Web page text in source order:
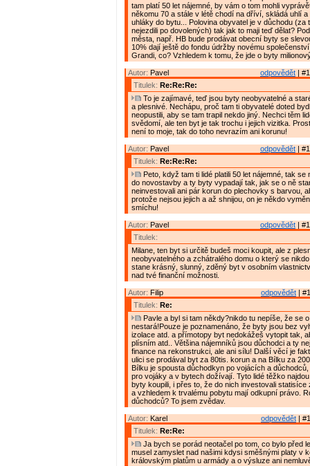
tam platí 50 let nájemné, by vám o tom mohli
někomu 70 a stále v létě chodí na dříví, skládá uhlí a
uhláky do bytu... Polovina obyvatel je v důchodu (za
nejezdili po dovolených) tak jak to maji teď dělat?
města, např. HB bude prodávat obecní byty se
10% dají ještě do fondu údržby novému
Grandi, co? Vzhledem k tomu, že jde o byty
odpovědět |
Autor: Pavel
Titulek: Re:Re:Re:
To je zajímavé, teď jsou byty neobyvatelné a
a plesnivé. Nechápu, proč tam ti obyvatelé doted
neopustili, aby se tam trapil nekdo jiný. Nechci těm
svědomí, ale ten byt je tak trochu i jejich vizitka.
není to moje, tak do toho nevrazím ani korunu!
odpovědět |
Autor: Pavel
Titulek: Re:Re:Re:
Peto, když tam ti lidé platili 50 let nájemné, tak se
do novostavby a ty byty vypadají tak, jak se o ně
neinvestovali ani pár korun do plechovky s barvou,
protože nejsou jejich a až shnijou, on je někdo
smíchu!
odpovědět |
Autor: Pavel
Titulek:
Milane, ten byt si určitě budeš moci koupit, ale z
neobyvatelného a zchátralého domu o který se
stane krásný, slunný, zděný byt v osobním
nad tvé finanční možnosti.
odpovědět |
Autor: Filip
Titulek: Re:
Pavle a byl si tam někdy?nikdo tu nepíše, že se
nestará!Pouze je poznamenáno, že byty jsou bez
izolace atd. a přímotopy byt nedokážeš vytopit tak,
plísním atd.. Většina nájemníků jsou důchodci a ty
finance na rekonstrukci, ale ani sílu! Další věcí je
ulici se prodával byt za 80tis. korun a na Bílku za
Bílku je spousta důchodkyn po vojácích a
pro vojáky a v bytech dožívají. Tyto lidé těžko
byty koupili, i přes to, že do nich investovali statisíce
a vzhledem k trvalému pobytu mají odkupní právo.
důchodců? To jsem zvědav.
odpovědět |
Autor: Karel
Titulek: Re:Re:
Ja bych se porád neotačel po tom, co bylo před
musel zamyslet nad našimi kdysi směšnými platy v
královským platům u armády a o výsluze ani